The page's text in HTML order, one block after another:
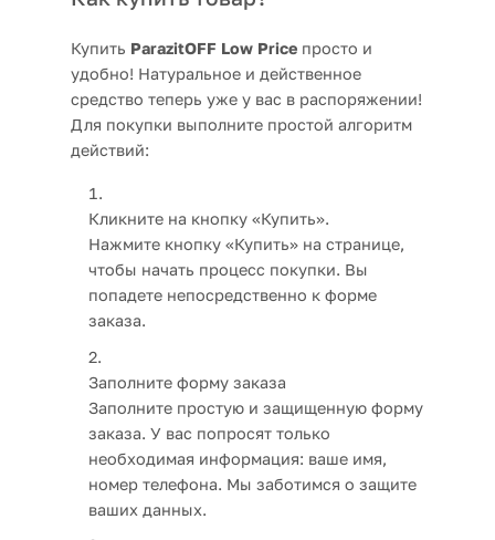
Купить ParazitOFF Low Price просто и
удобно! Натуральное и действенное
средство теперь уже у вас в распоряжении!
Для покупки выполните простой алгоритм
действий:
Кликните на кнопку «Купить».
Нажмите кнопку «Купить» на странице,
чтобы начать процесс покупки. Вы
попадете непосредственно к форме
заказа.
Заполните форму заказа
Заполните простую и защищенную форму
заказа. У вас попросят только
необходимая информация: ваше имя,
номер телефона. Мы заботимся о защите
ваших данных.